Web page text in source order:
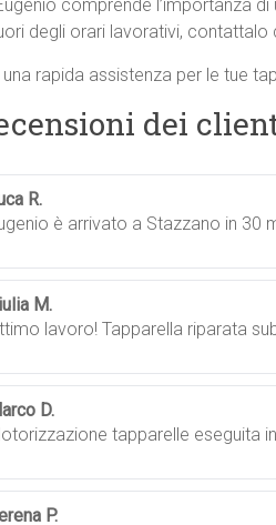
comprende l’importanza
degli orari lavorativi,
una rapida assistenza per le tue
dei
R.
è arrivato a Stazzano in 30
M.
lavoro! Tapparella riparata
D.
tapparelle eseguita
P.